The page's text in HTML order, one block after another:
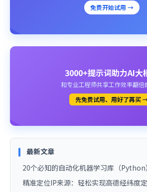
免费开始试用 →
3000+提示词助力AI大
和专业工程师共享工作效率翻倍
先免费试用、用好了再买
最新文章
20个必知的自动化机器学习库（Python）
精准定位IP来源：轻松实现高德经纬度